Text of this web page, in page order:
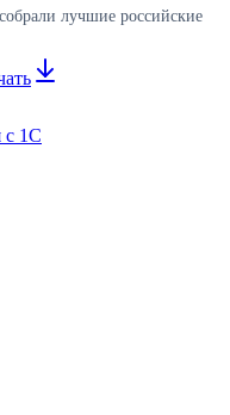
лучшие российские
с 1С